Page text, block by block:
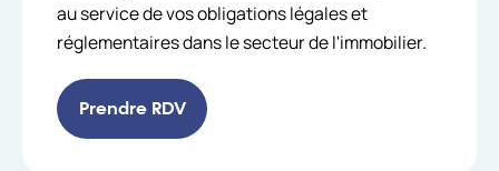
au service de vos obligations légales et
réglementaires dans le secteur de l'immobilier.
Prendre RDV